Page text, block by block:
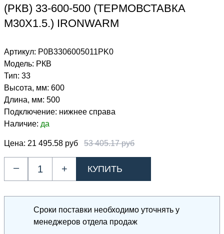
(РКВ) 33-600-500 (ТЕРМОВСТАВКА
М30Х1.5.) IRONWARM
Артикул: Р0В3306005011PK0
Модель: РКВ
Тип: 33
Высота, мм: 600
Длина, мм: 500
Подключение: нижнее справа
Наличие: да
Цена: 21 495.58 руб 53 405.17 руб
– +
Сроки поставки необходимо уточнять у
менеджеров отдела продаж